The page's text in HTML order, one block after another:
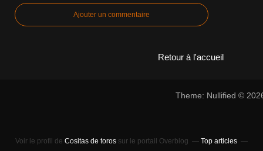
Ajouter un commentaire
Retour à l'accueil
Theme: Nullified ©
Voir le profil de Cositas de toros sur le portail Overblog
Top articles